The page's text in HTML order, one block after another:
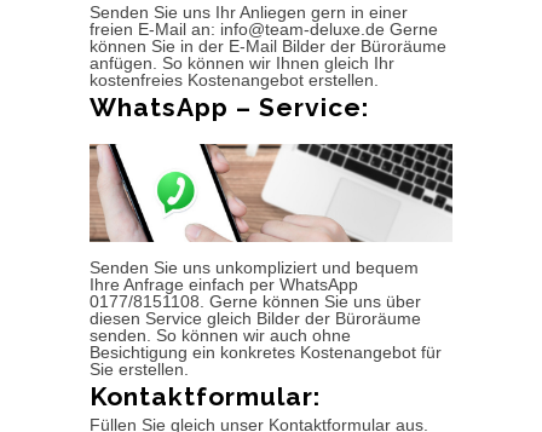
Senden Sie uns Ihr Anliegen gern in einer
freien E-Mail an: info@team-deluxe.de Gerne
können Sie in der E-Mail Bilder der Büroräume
anfügen. So können wir Ihnen gleich Ihr
kostenfreies Kostenangebot erstellen.
WhatsApp – Service:
Senden Sie uns unkompliziert und bequem
Ihre Anfrage einfach per WhatsApp
0177/8151108. Gerne können Sie uns über
diesen Service gleich Bilder der Büroräume
senden. So können wir auch ohne
Besichtigung ein konkretes Kostenangebot für
Sie erstellen.
Kontaktformular:
Füllen Sie gleich unser Kontaktformular aus.